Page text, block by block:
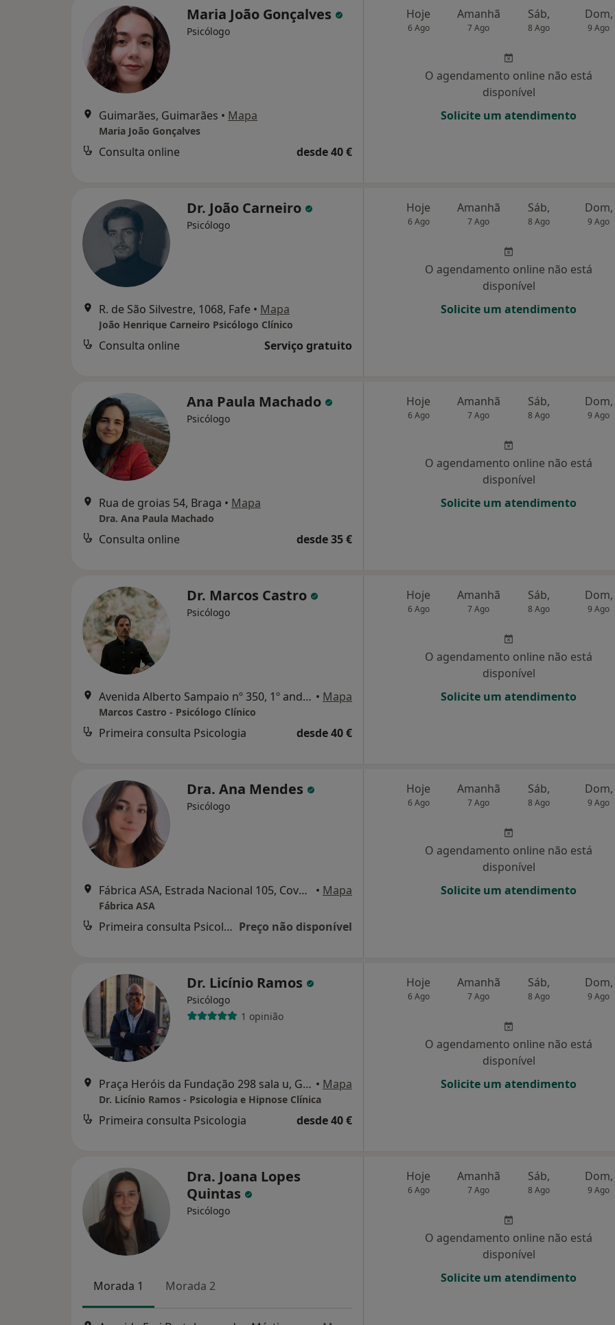
Maria João Gonçalves
Psicólogo
Guimarães, Guimarães • Mapa
Maria João Gonçalves
Consulta online desde 40 €
Hoje
6 Ago
Amanhã
7 Ago
Sáb,
8 Ago
Dom,
9 Ago
O agendamento online não está
disponível
Solicite um atendimento
Dr. João Carneiro
Psicólogo
R. de São Silvestre, 1068, Fafe • Mapa
João Henrique Carneiro Psicólogo Clínico
Consulta online Serviço gratuito
Hoje
6 Ago
Amanhã
7 Ago
Sáb,
8 Ago
Dom,
9 Ago
O agendamento online não está
disponível
Solicite um atendimento
Ana Paula Machado
Psicólogo
Rua de groias 54, Braga • Mapa
Dra. Ana Paula Machado
Consulta online desde 35 €
Hoje
6 Ago
Amanhã
7 Ago
Sáb,
8 Ago
Dom,
9 Ago
O agendamento online não está
disponível
Solicite um atendimento
Dr. Marcos Castro
Psicólogo
Avenida Alberto Sampaio nº 350, 1º andar, Guimarães • Mapa
Marcos Castro - Psicólogo Clínico
Primeira consulta Psicologia desde 40 €
Hoje
6 Ago
Amanhã
7 Ago
Sáb,
8 Ago
Dom,
9 Ago
O agendamento online não está
disponível
Solicite um atendimento
Dra. Ana Mendes
Psicólogo
Fábrica ASA, Estrada Nacional 105, Covas – Polvoreira, Guimarães • Mapa
Fábrica ASA
Primeira consulta Psicologia Preço não disponível
Hoje
6 Ago
Amanhã
7 Ago
Sáb,
8 Ago
Dom,
9 Ago
O agendamento online não está
disponível
Solicite um atendimento
Dr. Licínio Ramos
Psicólogo
1 opinião
Praça Heróis da Fundação 298 sala u, Guimarães • Mapa
Dr. Licínio Ramos - Psicologia e Hipnose Clínica
Primeira consulta Psicologia desde 40 €
Hoje
6 Ago
Amanhã
7 Ago
Sáb,
8 Ago
Dom,
9 Ago
O agendamento online não está
disponível
Solicite um atendimento
Dra. Joana Lopes
Quintas
Psicólogo
Morada 1 Morada 2
Hoje
6 Ago
Amanhã
7 Ago
Sáb,
8 Ago
Dom,
9 Ago
O agendamento online não está
disponível
Solicite um atendimento